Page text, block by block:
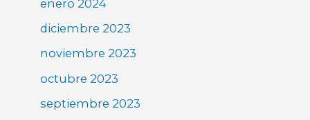
enero 2024
diciembre 2023
noviembre 2023
octubre 2023
septiembre 2023